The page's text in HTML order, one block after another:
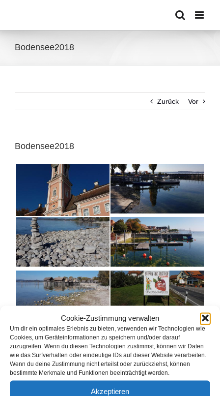
Cookie-Zustimmung verwalten
Um dir ein optimales Erlebnis zu bieten, verwenden wir Technologien wie
Cookies, um Geräteinformationen zu speichern und/oder darauf
zuzugreifen. Wenn du diesen Technologien zustimmst, können wir Daten
wie das Surfverhalten oder eindeutige IDs auf dieser Website verarbeiten.
Wenn du deine Zustimmung nicht erteilst oder zurückziehst, können
bestimmte Merkmale und Funktionen beeinträchtigt werden.
Akzeptieren
Bodensee2018
Zurück Vor
Bodensee2018
Vongkeller | Oktober 17th, 2018 | Kommentare deaktiviertfür
Bodensee2018